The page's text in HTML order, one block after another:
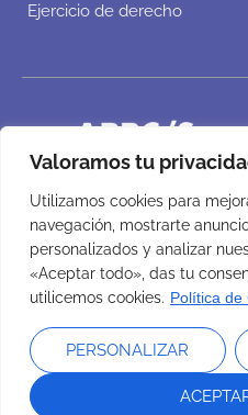
Valoramos tu
Utilizamos cookies para
navegación, mostrarte
personalizados y analizar
«Aceptar todo», das tu
utilicemos cookies. Política de
PERSONALIZAR
Ejercicio de derecho